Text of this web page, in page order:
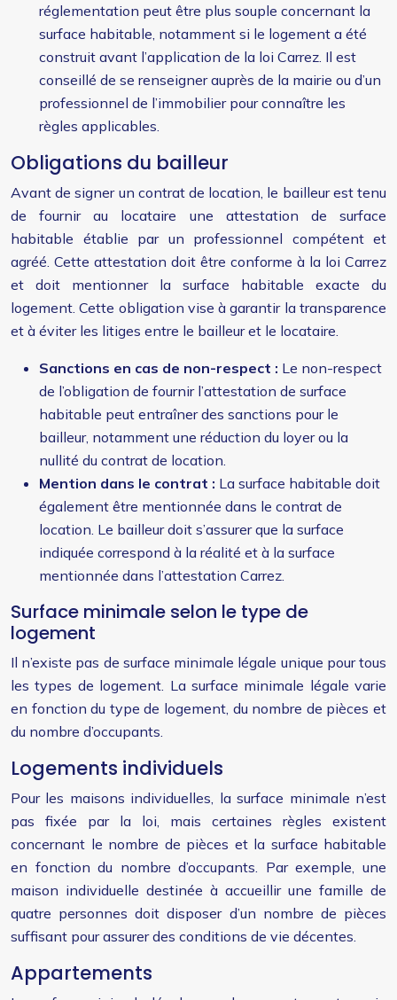
réglementation peut être plus souple concernant la
surface habitable, notamment si le logement a été
construit avant l’application de la loi Carrez. Il est
conseillé de se renseigner auprès de la mairie ou d’un
professionnel de l’immobilier pour connaître les
règles applicables.
Obligations du bailleur
Avant de signer un contrat de location, le bailleur est tenu
de fournir au locataire une attestation de surface
habitable établie par un professionnel compétent et
agréé. Cette attestation doit être conforme à la loi Carrez
et doit mentionner la surface habitable exacte du
logement. Cette obligation vise à garantir la transparence
et à éviter les litiges entre le bailleur et le locataire.
Sanctions en cas de non-respect : Le non-respect
de l’obligation de fournir l’attestation de surface
habitable peut entraîner des sanctions pour le
bailleur, notamment une réduction du loyer ou la
nullité du contrat de location.
Mention dans le contrat : La surface habitable doit
également être mentionnée dans le contrat de
location. Le bailleur doit s’assurer que la surface
indiquée correspond à la réalité et à la surface
mentionnée dans l’attestation Carrez.
Surface minimale selon le type de
logement
Il n’existe pas de surface minimale légale unique pour tous
les types de logement. La surface minimale légale varie
en fonction du type de logement, du nombre de pièces et
du nombre d’occupants.
Logements individuels
Pour les maisons individuelles, la surface minimale n’est
pas fixée par la loi, mais certaines règles existent
concernant le nombre de pièces et la surface habitable
en fonction du nombre d’occupants. Par exemple, une
maison individuelle destinée à accueillir une famille de
quatre personnes doit disposer d’un nombre de pièces
suffisant pour assurer des conditions de vie décentes.
Appartements